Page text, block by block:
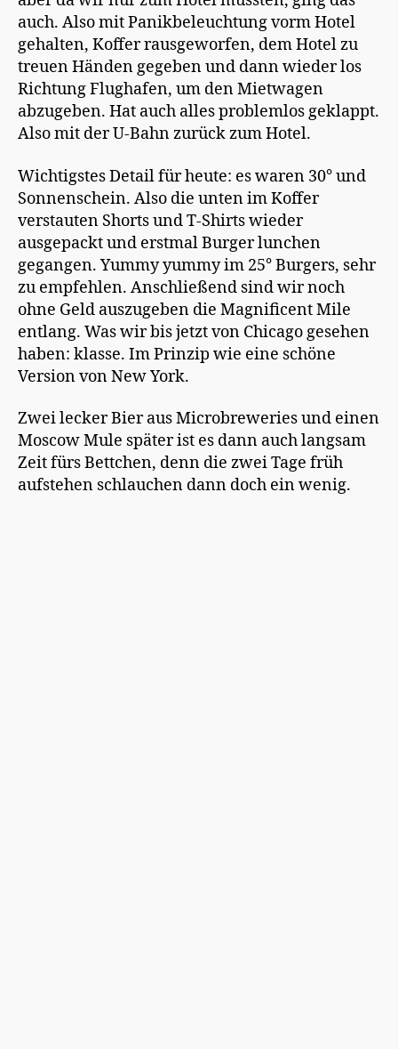
auch. Also mit Panikbeleuchtung vorm Hotel
gehalten, Koffer rausgeworfen, dem Hotel zu
treuen Händen gegeben und dann wieder los
Richtung Flughafen, um den Mietwagen
abzugeben. Hat auch alles problemlos geklappt.
Also mit der U-Bahn zurück zum Hotel.
Wichtigstes Detail für heute: es waren 30° und
Sonnenschein. Also die unten im Koffer
verstauten Shorts und T-Shirts wieder
ausgepackt und erstmal Burger lunchen
gegangen. Yummy yummy im 25° Burgers, sehr
zu empfehlen. Anschließend sind wir noch
ohne Geld auszugeben die Magnificent Mile
entlang. Was wir bis jetzt von Chicago gesehen
haben: klasse. Im Prinzip wie eine schöne
Version von New York.
Zwei lecker Bier aus Microbreweries und einen
Moscow Mule später ist es dann auch langsam
Zeit fürs Bettchen, denn die zwei Tage früh
aufstehen schlauchen dann doch ein wenig.